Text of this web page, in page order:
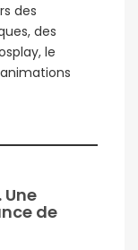
des
des
le
de